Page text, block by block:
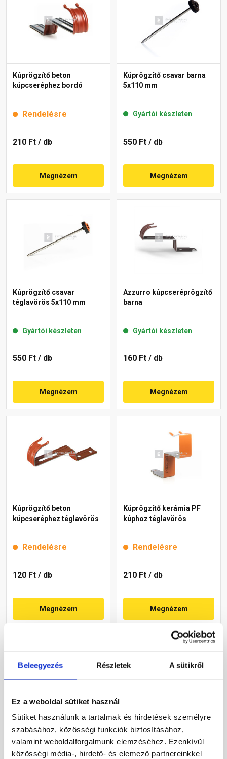
Beleegyezés Részletek A sütikről
Ez a weboldal sütiket használ
Sütiket használunk a tartalmak és hirdetések személyre
szabásához, közösségi funkciók biztosításához,
valamint weboldalforgalmunk elemzéséhez. Ezenkívül
közösségi média-, hirdető- és elemező partnereinkkel
Kúprögzítő beton
kúpcseréphez bordó
Rendelésre
210 Ft / db
Megnézem
Kúprögzítő csavar barna
5x110 mm
Gyártói készleten
550 Ft / db
Megnézem
Kúprögzítő csavar
téglavörös 5x110 mm
Gyártói készleten
550 Ft / db
Megnézem
Azzurro kúpcseréprögzítő
barna
Gyártói készleten
160 Ft / db
Megnézem
Kúprögzítő beton
kúpcseréphez téglavörös
Rendelésre
120 Ft / db
Megnézem
Kúprögzítő kerámia PF
kúphoz téglavörös
Rendelésre
210 Ft / db
Megnézem
Kúprögzítő csavar fekete
Kúprögzítő kerámia
téglavörös